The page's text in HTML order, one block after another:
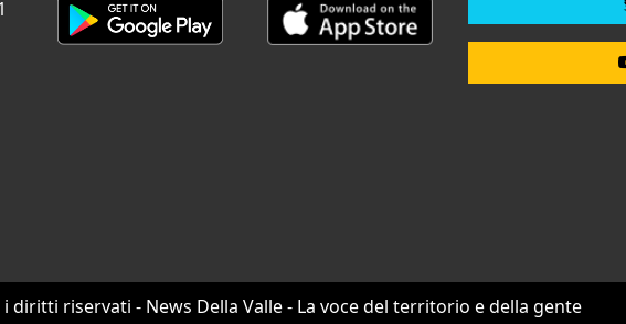
i diritti riservati - News Della Valle - La voce del territorio e della gente